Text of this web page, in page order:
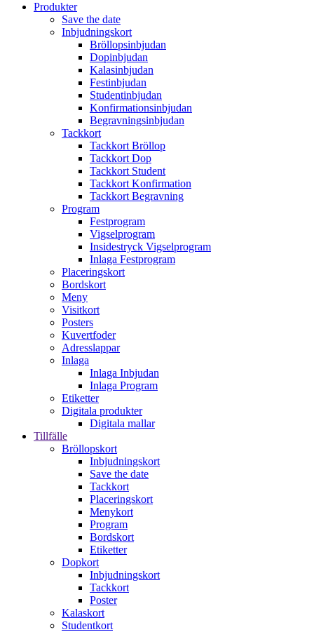
Produkter
Save the date
Inbjudningskort
Bröllopsinbjudan
Dopinbjudan
Kalasinbjudan
Festinbjudan
Studentinbjudan
Konfirmationsinbjudan
Begravningsinbjudan
Tackkort
Tackkort Bröllop
Tackkort Dop
Tackkort Student
Tackkort Konfirmation
Tackkort Begravning
Program
Festprogram
Vigselprogram
Insidestryck Vigselprogram
Inlaga Festprogram
Placeringskort
Bordskort
Meny
Visitkort
Posters
Kuvertfoder
Adresslappar
Inlaga
Inlaga Inbjudan
Inlaga Program
Etiketter
Digitala produkter
Digitala mallar
Tillfälle
Bröllopskort
Inbjudningskort
Save the date
Tackkort
Placeringskort
Menykort
Program
Bordskort
Etiketter
Dopkort
Inbjudningskort
Tackkort
Poster
Kalaskort
Studentkort